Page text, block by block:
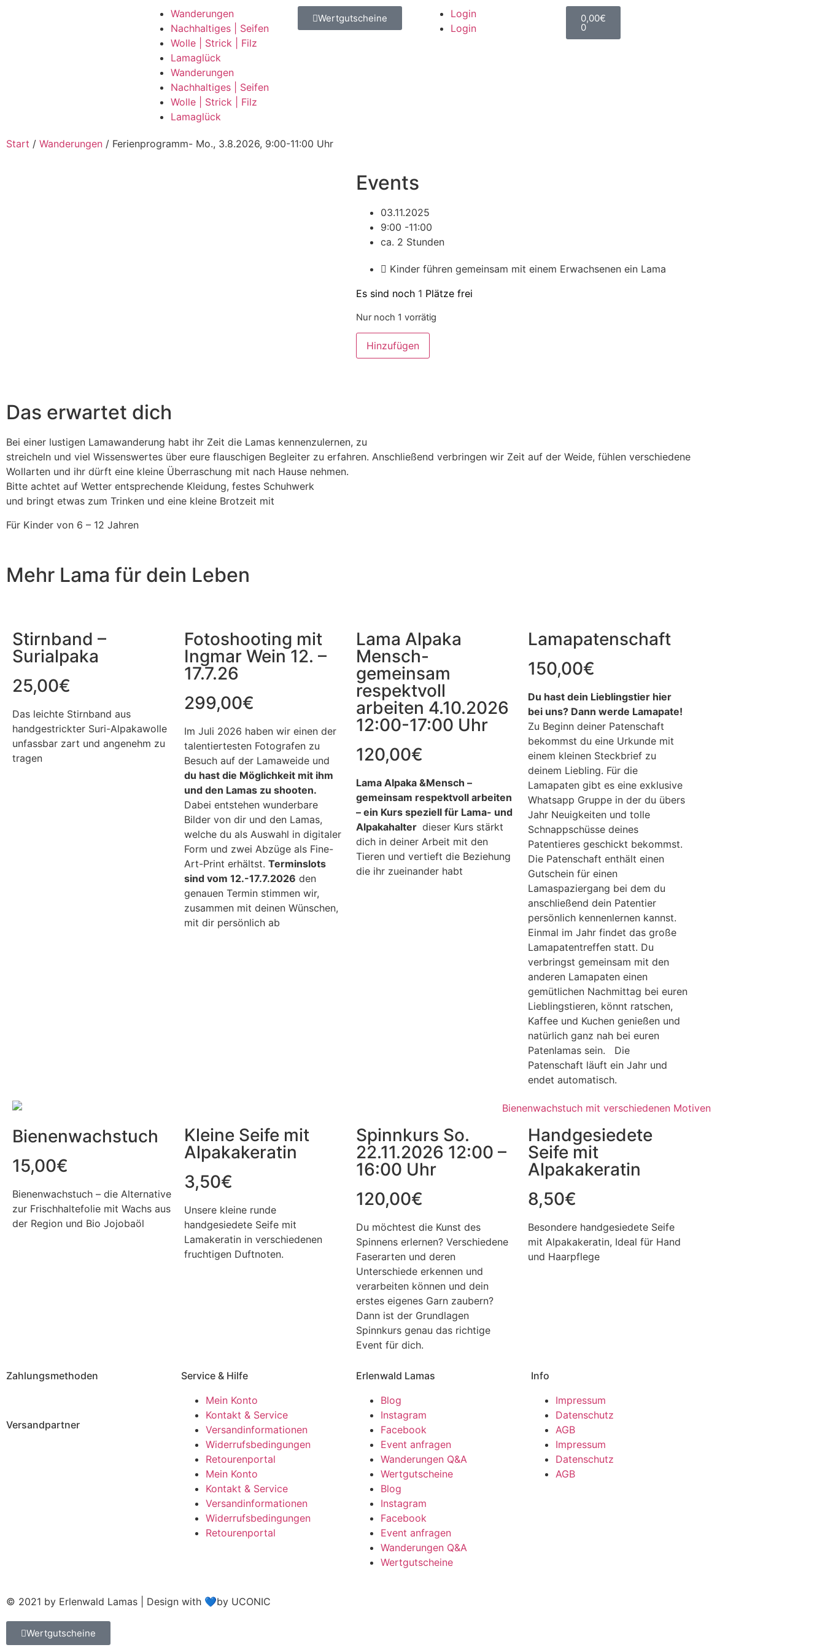
Wanderungen
Nachhaltiges | Seifen
Wolle | Strick | Filz
Lamaglück
Wanderungen
Nachhaltiges | Seifen
Wolle | Strick | Filz
Lamaglück
Wertgutscheine
Login
Login
0,00€
0
Start / Wanderungen / Ferienprogramm- Mo., 3.8.2026, 9:00-11:00 Uhr
Events
03.11.2025
9:00 -11:00
ca. 2 Stunden
Kinder führen gemeinsam mit einem Erwachsenen ein Lama
Es sind noch 1 Plätze frei
Nur noch 1 vorrätig
Hinzufügen
Das erwartet dich
Bei einer lustigen Lamawanderung habt ihr Zeit die Lamas kennenzulernen, zu
streicheln und viel Wissenswertes über eure flauschigen Begleiter zu erfahren. Anschließend verbringen wir Zeit auf der Weide, fühlen verschiedene
Wollarten und ihr dürft eine kleine Überraschung mit nach Hause nehmen.
Bitte achtet auf Wetter entsprechende Kleidung, festes Schuhwerk
und bringt etwas zum Trinken und eine kleine Brotzeit mit
Für Kinder von 6 – 12 Jahren
Mehr Lama für dein Leben
Stirnband –
Surialpaka
25,00€
Das leichte Stirnband aus
handgestrickter Suri-Alpakawolle
unfassbar zart und angenehm zu
tragen
Fotoshooting mit
Ingmar Wein 12. –
17.7.26
299,00€
Im Juli 2026 haben wir einen der
talentiertesten Fotografen zu
Besuch auf der Lamaweide und
du hast die Möglichkeit mit ihm
und den Lamas zu shooten.
Dabei entstehen wunderbare
Bilder von dir und den Lamas,
welche du als Auswahl in digitaler
Form und zwei Abzüge als Fine-
Art-Print erhältst. Terminslots
sind vom 12.-17.7.2026 den
genauen Termin stimmen wir,
zusammen mit deinen Wünschen,
mit dir persönlich ab
Lama Alpaka
Mensch-
gemeinsam
respektvoll
arbeiten 4.10.2026
12:00-17:00 Uhr
120,00€
Lama Alpaka &Mensch –
gemeinsam respektvoll arbeiten
– ein Kurs speziell für Lama- und
Alpakahalter dieser Kurs stärkt
dich in deiner Arbeit mit den
Tieren und vertieft die Beziehung
die ihr zueinander habt
Lamapatenschaft
150,00€
Du hast dein Lieblingstier hier
bei uns? Dann werde Lamapate!
Zu Beginn deiner Patenschaft
bekommst du eine Urkunde mit
einem kleinen Steckbrief zu
deinem Liebling. Für die
Lamapaten gibt es eine exklusive
Whatsapp Gruppe in der du übers
Jahr Neuigkeiten und tolle
Schnappschüsse deines
Patentieres geschickt bekommst.
Die Patenschaft enthält einen
Gutschein für einen
Lamaspaziergang bei dem du
anschließend dein Patentier
persönlich kennenlernen kannst.
Einmal im Jahr findet das große
Lamapatentreffen statt. Du
verbringst gemeinsam mit den
anderen Lamapaten einen
gemütlichen Nachmittag bei euren
Lieblingstieren, könnt ratschen,
Kaffee und Kuchen genießen und
natürlich ganz nah bei euren
Patenlamas sein. Die
Patenschaft läuft ein Jahr und
endet automatisch.
Bienenwachstuch
15,00€
Bienenwachstuch – die Alternative
zur Frischhaltefolie mit Wachs aus
der Region und Bio Jojobaöl
Kleine Seife mit
Alpakakeratin
3,50€
Unsere kleine runde
handgesiedete Seife mit
Lamakeratin in verschiedenen
fruchtigen Duftnoten.
Spinnkurs So.
22.11.2026 12:00 –
16:00 Uhr
120,00€
Du möchtest die Kunst des
Spinnens erlernen? Verschiedene
Faserarten und deren
Unterschiede erkennen und
verarbeiten können und dein
erstes eigenes Garn zaubern?
Dann ist der Grundlagen
Spinnkurs genau das richtige
Event für dich.
Handgesiedete
Seife mit
Alpakakeratin
8,50€
Besondere handgesiedete Seife
mit Alpakakeratin, Ideal für Hand
und Haarpflege
Zahlungsmethoden
Versandpartner
Service & Hilfe
Mein Konto
Kontakt & Service
Versandinformationen
Widerrufsbedingungen
Retourenportal
Mein Konto
Kontakt & Service
Versandinformationen
Widerrufsbedingungen
Retourenportal
Erlenwald Lamas
Blog
Instagram
Facebook
Event anfragen
Wanderungen Q&A
Wertgutscheine
Blog
Instagram
Facebook
Event anfragen
Wanderungen Q&A
Wertgutscheine
Info
Impressum
Datenschutz
AGB
Impressum
Datenschutz
AGB
© 2021 by Erlenwald Lamas | Design with 💙by UCONIC
Wertgutscheine